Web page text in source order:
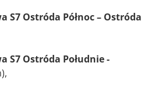
S7 Ostróda Północ – Ostróda
S7 Ostróda Południe -